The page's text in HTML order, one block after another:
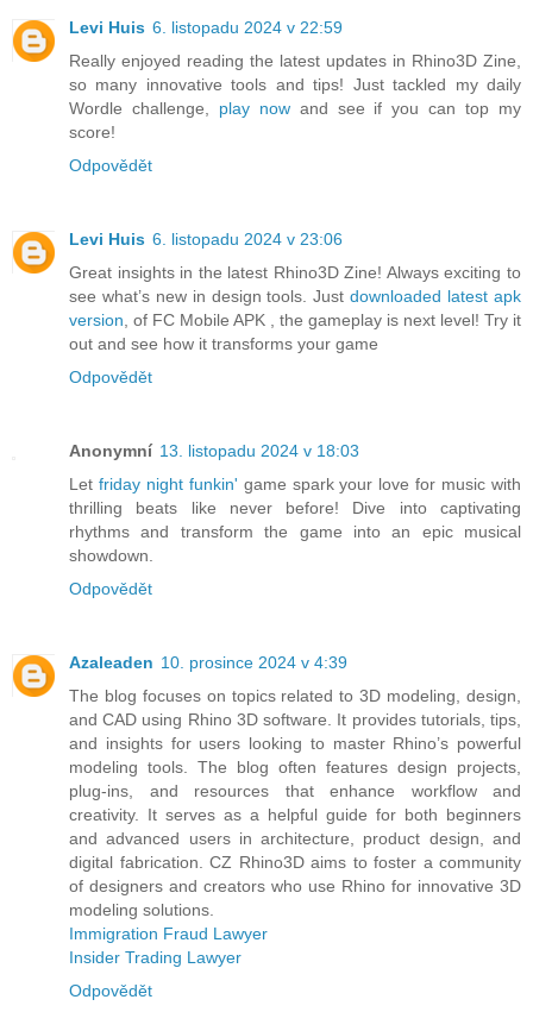
Levi Huis 6. listopadu 2024 v 22:59
Really enjoyed reading the latest updates in Rhino3D Zine,
so many innovative tools and tips! Just tackled my daily
Wordle challenge, play nowand see if you can top my
score!
Odpovědět
Levi Huis 6. listopadu 2024 v 23:06
Great insights in the latest Rhino3D Zine! Always exciting to
see what’s new in design tools. Justdownloaded latest apk
version, of FC Mobile APK , the gameplay is next level! Try it
out and see how it transforms your game
Odpovědět
Anonymní 13. listopadu 2024 v 18:03
Let friday night funkin' game spark your love for music with
thrilling beats like never before! Dive into captivating
rhythms and transform the game into an epic musical
showdown.
Odpovědět
Azaleaden 10. prosince 2024 v 4:39
The blog focuses on topics related to 3D modeling, design,
and CAD using Rhino 3D software. It provides tutorials, tips,
and insights for users looking to master Rhino’s powerful
modeling tools. The blog often features design projects,
plug-ins, and resources that enhance workflow and
creativity. It serves as a helpful guide for both beginners
and advanced users in architecture, product design, and
digital fabrication. CZ Rhino3D aims to foster a community
of designers and creators who use Rhino for innovative 3D
modeling solutions.
Immigration Fraud Lawyer
Insider Trading Lawyer
Odpovědět